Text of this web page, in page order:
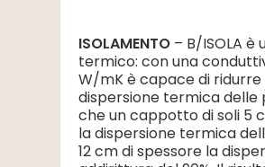
ISOLAMENTO – B/ISOLA
termico: con una
W/mK è capace di
dispersione termica delle
che un cappotto di soli 5
la dispersione termica
12 cm di spessore la